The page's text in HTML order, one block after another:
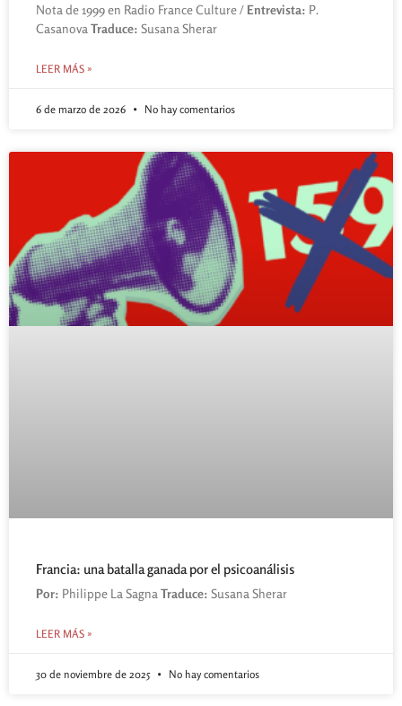
Nota de 1999 en Radio France Culture / Entrevista: P.
Casanova Traduce: Susana Sherar
LEER MÁS »
6 de marzo de 2026 No hay comentarios
Francia: una batalla ganada por el psicoanálisis
Por: Philippe La Sagna Traduce: Susana Sherar
LEER MÁS »
30 de noviembre de 2025 No hay comentarios